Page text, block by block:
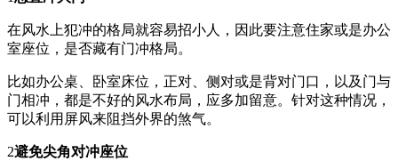
在风水上犯冲的格局就容易招小人，因此要注意住家或是办公
室座位，是否藏有门冲格局。
比如办公桌、卧室床位，正对、侧对或是背对门口，以及门与
门相冲，都是不好的风水布局，应多加留意。针对这种情况，
可以利用屏风来阻挡外界的煞气。
2避免尖角对冲座位